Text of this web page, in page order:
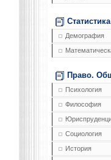
Статистика
Демография
Право.
Психология
Философия
Социология
История